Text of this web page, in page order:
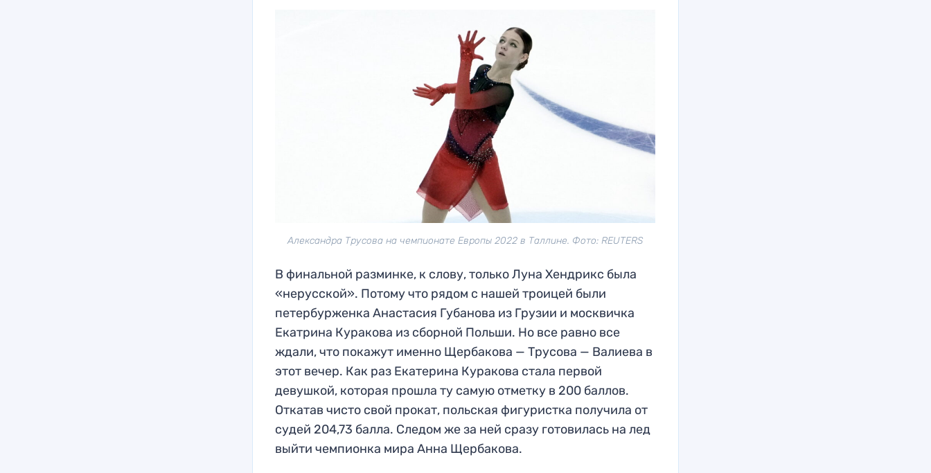
Александра Трусова на чемпионате Европы 2022 в Таллине. Фото: REUTERS
В финальной разминке, к слову, только Луна Хендрикс была
«нерусской». Потому что рядом с нашей троицей были
петербурженка Анастасия Губанова из Грузии и москвичка
Екатрина Куракова из сборной Польши. Но все равно все
ждали, что покажут именно Щербакова — Трусова — Валиева в
этот вечер. Как раз Екатерина Куракова стала первой
девушкой, которая прошла ту самую отметку в 200 баллов.
Откатав чисто свой прокат, польская фигуристка получила от
судей 204,73 балла. Следом же за ней сразу готовилась на лед
выйти чемпионка мира Анна Щербакова.